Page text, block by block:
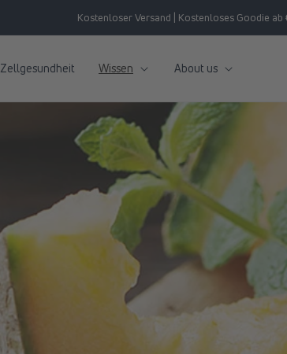
Kostenloser Versand | Kostenloses Goodie ab
Zellgesundheit Wissen About us